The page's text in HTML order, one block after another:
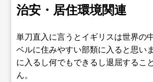
治安・居住環境関連
単刀直入に言うとイギリスは世界の
ベルに住みやすい部類に入ると思い
に入るし何でもできるし退屈するこ
ん。